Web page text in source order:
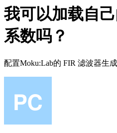
我可以加载自
系数吗？
配置Moku:Lab的 FIR 滤波器生